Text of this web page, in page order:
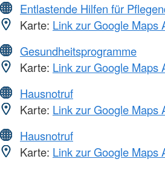
Entlastende Hilfen für
Karte: Link zur Google Maps
Gesundheitsprogramme
Karte: Link zur Google Maps
Hausnotruf
Karte: Link zur Google Maps
Hausnotruf
Karte: Link zur Google Maps